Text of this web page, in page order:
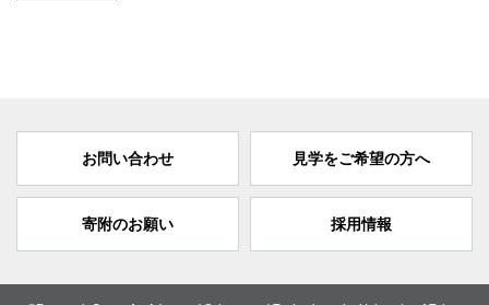
お問い合わせ 見学をご希望の方へ
寄附のお願い 採用情報